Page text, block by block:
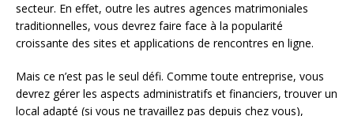
secteur. En effet, outre les autres agences matrimoniales
traditionnelles, vous devrez faire face à la popularité
croissante des sites et applications de rencontres en ligne.
Mais ce n’est pas le seul défi. Comme toute entreprise, vous
devrez gérer les aspects administratifs et financiers, trouver un
local adapté (si vous ne travaillez pas depuis chez vous),